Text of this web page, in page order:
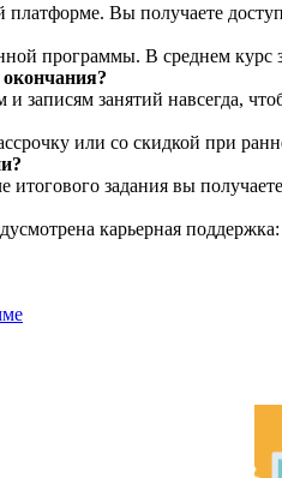
Вы получаете
программы. В среднем курс
и записям занятий навсегда,
или со скидкой при
задания вы
карьерная